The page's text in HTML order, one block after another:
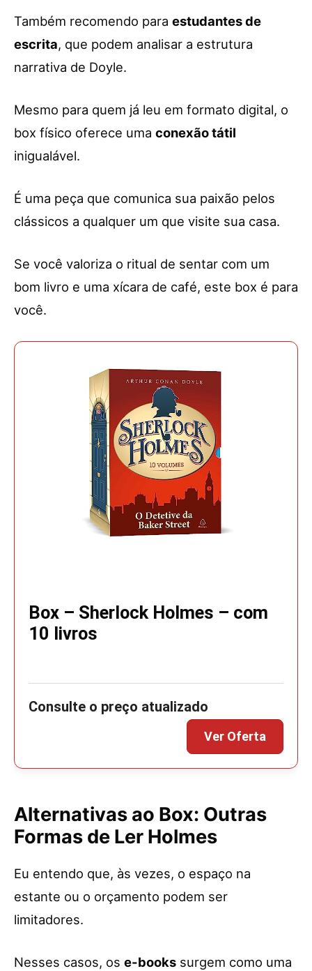
Também recomendo para estudantes de
escrita, que podem analisar a estrutura
narrativa de Doyle.
Mesmo para quem já leu em formato digital, o
box físico oferece uma conexão tátil
inigualável.
É uma peça que comunica sua paixão pelos
clássicos a qualquer um que visite sua casa.
Se você valoriza o ritual de sentar com um
bom livro e uma xícara de café, este box é para
você.
Box – Sherlock Holmes – com
10 livros
Alternativas ao Box: Outras
Formas de Ler Holmes
Eu entendo que, às vezes, o espaço na
estante ou o orçamento podem ser
limitadores.
Nesses casos, os e-books surgem como uma